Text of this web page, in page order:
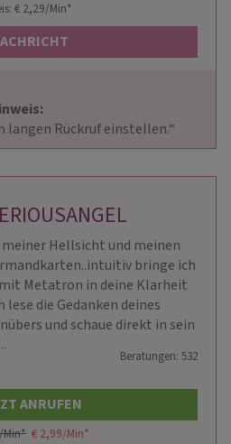
€ 2,29/Min*
Hellsicht und meinen
bringe ich
Metatron in deine Klarheit
lese die Gedanken deines
und schaue direkt in sein
Beratungen: 532
ANRUFEN
* € 2,99/Min*